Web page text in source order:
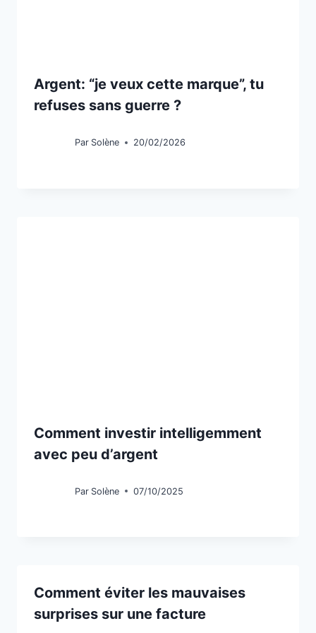
Argent: “je veux cette marque”, tu
refuses sans guerre ?
Par Solène 20/02/2026
Comment investir intelligemment
avec peu d’argent
Par Solène 07/10/2025
Comment éviter les mauvaises
surprises sur une facture